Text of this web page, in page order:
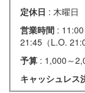
定休日 : 木曜日
営業時間 :
21:45（L.O.
予算 : 1,000～
キャッシュレス